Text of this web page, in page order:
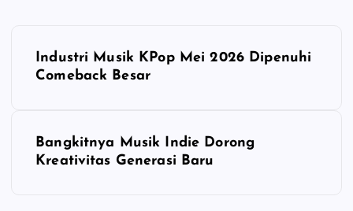
Industri Musik KPop Mei 2026 Dipenuhi
Comeback Besar
Bangkitnya Musik Indie Dorong
Kreativitas Generasi Baru